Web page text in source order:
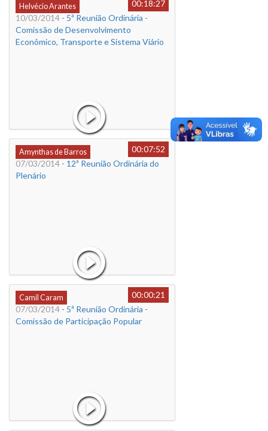
Helvécio Arantes
00:18:27
10/03/2014 - 5ª Reunião Ordinária -
Comissão de Desenvolvimento
Econômico, Transporte e Sistema Viário
Amynthas de Barros
00:07:52
07/03/2014 - 12ª Reunião Ordinária do
Plenário
Camil Caram
00:00:21
07/03/2014 - 5ª Reunião Ordinária -
Comissão de Participação Popular